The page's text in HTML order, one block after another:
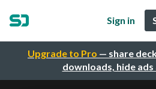
Upgrade to Pro — share
downloads, hide
Sign in